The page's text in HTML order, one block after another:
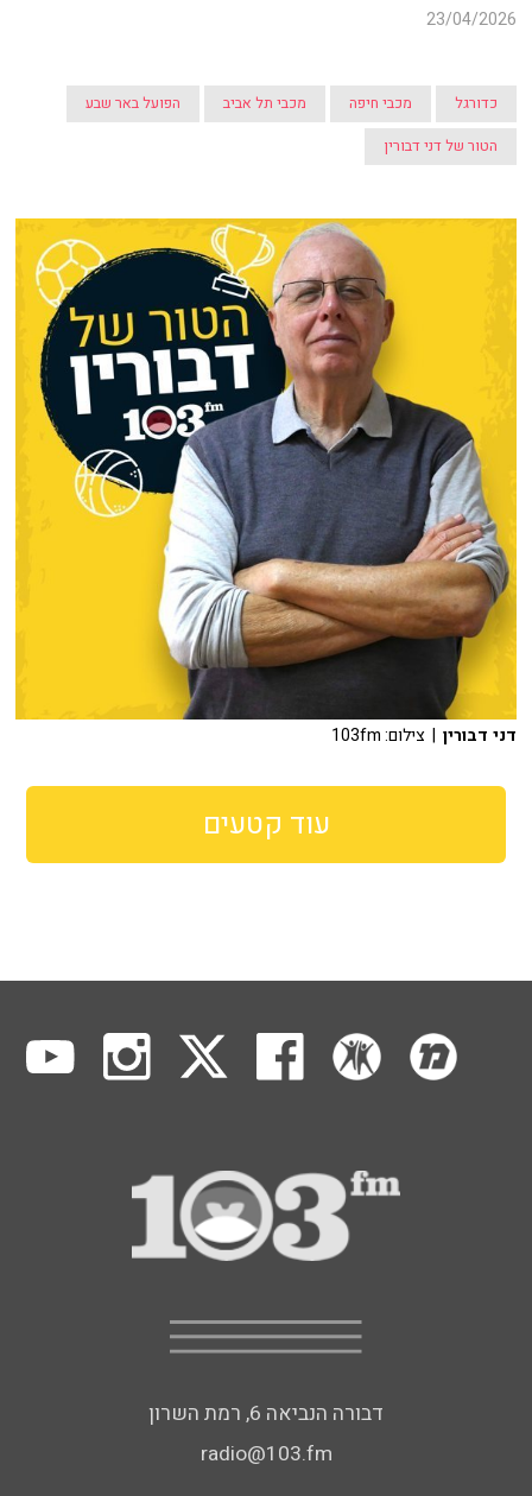
23/04/2026
כדורגל מכבי חיפה מכבי תל אביב
הפועל באר שבע
הטור של דני דבורין
דני דבורין | צילום: 103fm
עוד קטעים
דבורה הנביאה 6, רמת השרון
radio@103.fm